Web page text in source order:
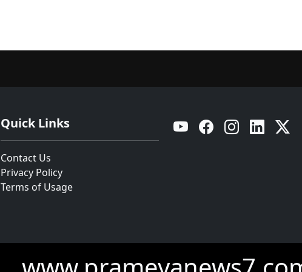
Quick Links
Contact Us
Privacy Policy
Terms of Usage
YouTube Facebook Instagram